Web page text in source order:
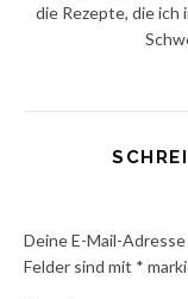
die Rezepte, die ich
Deine E-Mail-
Felder sind mit *